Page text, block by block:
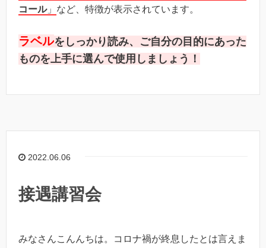
コール」 など、特徴が表示されています。
ラベルをしっかり読み、ご自分の目的にあった
ものを上手に選んで使用しましょう！
2022.06.06
接遇講習会
みなさんこんんちは。コロナ禍が終息したとは言えま